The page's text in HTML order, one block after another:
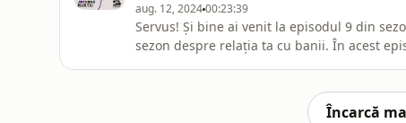
aug. 12, 202400:23:39
Servus! Și bine ai venit la episodul 9 din
sezon despre relația ta cu banii. În acest episod special, avem plăcerea de a discuta cu Nicoleta
Încarcă